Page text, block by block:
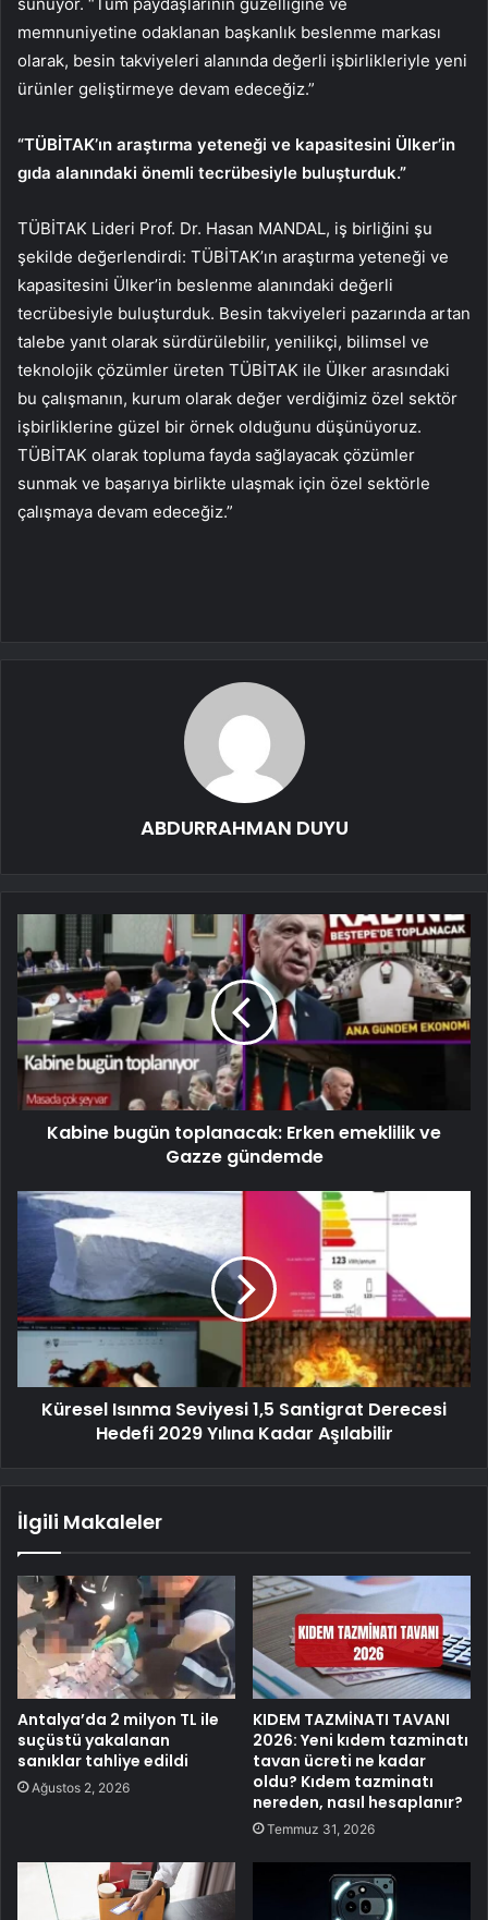
memnuniyetine odaklanan başkanlık beslenme markası
olarak, besin takviyeleri alanında değerli işbirlikleriyle yeni
ürünler geliştirmeye devam edeceğiz.”
“TÜBİTAK’ın araştırma yeteneği ve kapasitesini Ülker’in
gıda alanındaki önemli tecrübesiyle buluşturduk.”
TÜBİTAK Lideri Prof. Dr. Hasan MANDAL, iş birliğini şu
şekilde değerlendirdi: TÜBİTAK’ın araştırma yeteneği ve
kapasitesini Ülker’in beslenme alanındaki değerli
tecrübesiyle buluşturduk. Besin takviyeleri pazarında artan
talebe yanıt olarak sürdürülebilir, yenilikçi, bilimsel ve
teknolojik çözümler üreten TÜBİTAK ile Ülker arasındaki
bu çalışmanın, kurum olarak değer verdiğimiz özel sektör
işbirliklerine güzel bir örnek olduğunu düşünüyoruz.
TÜBİTAK olarak topluma fayda sağlayacak çözümler
sunmak ve başarıya birlikte ulaşmak için özel sektörle
çalışmaya devam edeceğiz.”
ABDURRAHMAN DUYU
Kabine bugün toplanacak: Erken emeklilik ve
Gazze gündemde
Küresel Isınma Seviyesi 1,5 Santigrat Derecesi
Hedefi 2029 Yılına Kadar Aşılabilir
İlgili Makaleler
Antalya’da 2 milyon TL ile
suçüstü yakalanan
sanıklar tahliye edildi
Ağustos 2, 2026
KIDEM TAZMİNATI TAVANI
2026: Yeni kıdem tazminatı
tavan ücreti ne kadar
oldu? Kıdem tazminatı
nereden, nasıl hesaplanır?
Temmuz 31, 2026